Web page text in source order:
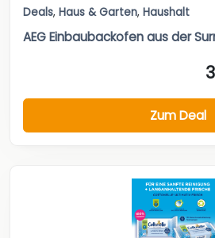
Deals, Haus & Garten, Haushalt
AEG Einbaubackofen aus der
Zum Deal